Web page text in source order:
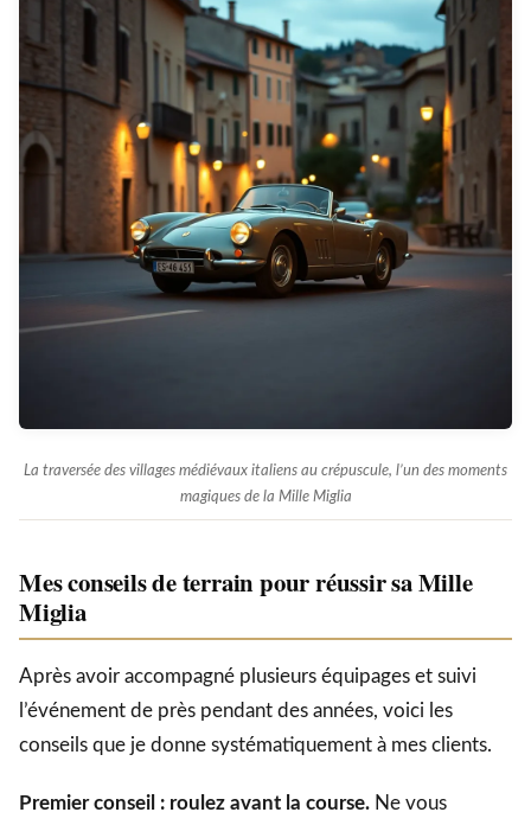
La traversée des villages médiévaux italiens au crépuscule, l’un des moments
magiques de la Mille Miglia
Mes conseils de terrain pour réussir sa Mille
Miglia
Après avoir accompagné plusieurs équipages et suivi
l’événement de près pendant des années, voici les
conseils que je donne systématiquement à mes clients.
Premier conseil : roulez avant la course. Ne vous